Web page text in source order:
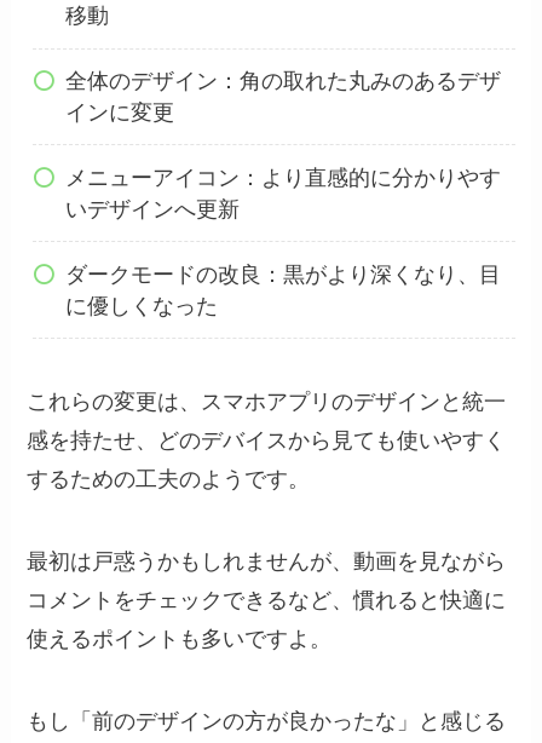
移動
全体のデザイン：角の取れた丸みのあるデザ
インに変更
メニューアイコン：より直感的に分かりやす
いデザインへ更新
ダークモードの改良：黒がより深くなり、目
に優しくなった
これらの変更は、スマホアプリのデザインと統一
感を持たせ、どのデバイスから見ても使いやすく
するための工夫のようです。
最初は戸惑うかもしれませんが、動画を見ながら
コメントをチェックできるなど、慣れると快適に
使えるポイントも多いですよ。
もし「前のデザインの方が良かったな」と感じる